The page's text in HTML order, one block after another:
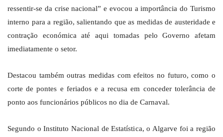
ressentir-se da crise nacional” e evocou a importância do Turismo
interno para a região, salientando que as medidas de austeridade e
contração económica até aqui tomadas pelo Governo afetam
imediatamente o setor.
Destacou também outras medidas com efeitos no futuro, como o
corte de pontes e feriados e a recusa em conceder tolerância de
ponto aos funcionários públicos no dia de Carnaval.
Segundo o Instituto Nacional de Estatística, o Algarve foi a região